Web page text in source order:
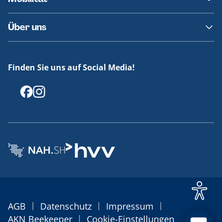
Fundsachen
Häufige Fragen
Barrierefreies Reisen
Erklärung Barrierefreiheit
Über uns
Offenlegungen
Finden Sie uns auf Social Media!
AGB | Datenschutz | Impressum |
AKN Beekeeper | Cookie-Einstellungen